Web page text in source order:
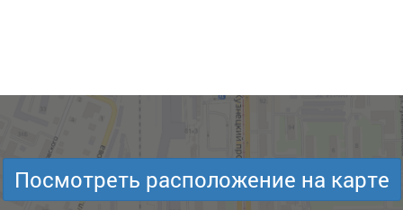
Посмотреть расположение на карте